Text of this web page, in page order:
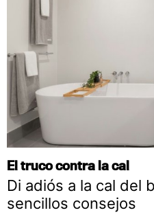
El truco contra la cal
Di adiós a la cal del
sencillos consejos